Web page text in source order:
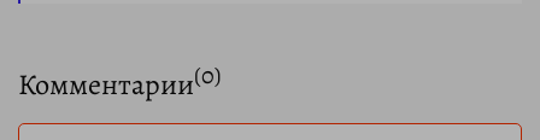
Комментарии(0)